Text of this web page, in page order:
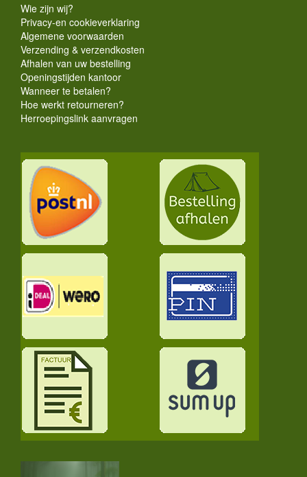
Wie zijn wij?
Privacy-en cookieverklaring
Algemene voorwaarden
Verzending & verzendkosten
Afhalen van uw bestelling
Openingstijden kantoor
Wanneer te betalen?
Hoe werkt retourneren?
Herroepingslink aanvragen